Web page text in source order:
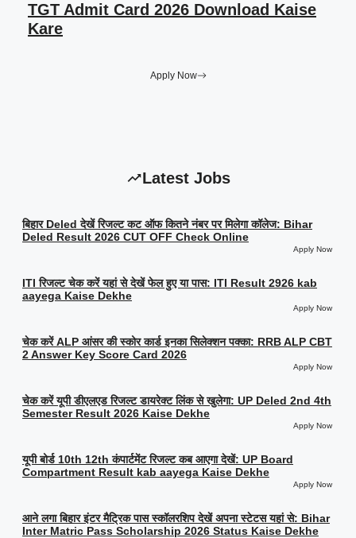
TGT Admit Card 2026 Download Kaise
Kare
Apply Now
Latest Jobs
बिहार Deled देखें रिजल्ट कट ऑफ कितने नंबर पर मिलेगा कॉलेज: Bihar
Deled Result 2026 CUT OFF Check Online
Apply Now
ITI रिजल्ट चेक करें यहां से देखें फेल हुए या पास: ITI Result 2926 kab
aayega Kaise Dekhe
Apply Now
चेक करें ALP आंसर की स्कोर कार्ड इनका सिलेक्शन पक्का: RRB ALP CBT
2 Answer Key Score Card 2026
Apply Now
चेक करें यूपी डीएलएड रिजल्ट डायरेक्ट लिंक से खुलेगा: UP Deled 2nd 4th
Semester Result 2026 Kaise Dekhe
Apply Now
यूपी बोर्ड 10th 12th कंपार्टमेंट रिजल्ट कब आएगा देखें: UP Board
Compartment Result kab aayega Kaise Dekhe
Apply Now
आने लगा बिहार इंटर मैट्रिक पास स्कॉलरशिप देखें अपना स्टेटस यहां से: Bihar
Inter Matric Pass Scholarship 2026 Status Kaise Dekhe